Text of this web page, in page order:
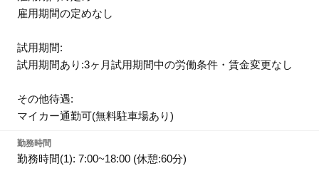
雇用期間の定めなし
試用期間:
試用期間あり:3ヶ月試用期間中の労働条件・賃金変更なし
その他待遇:
マイカー通勤可(無料駐車場あり)
勤務時間
勤務時間(1): 7:00~18:00 (休憩:60分)